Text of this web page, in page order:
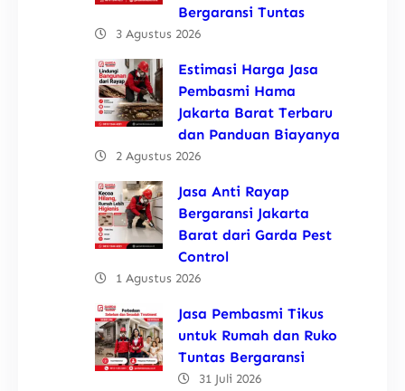
Bergaransi Tuntas
3 Agustus 2026
Estimasi Harga Jasa
Pembasmi Hama
Jakarta Barat Terbaru
dan Panduan Biayanya
2 Agustus 2026
Jasa Anti Rayap
Bergaransi Jakarta
Barat dari Garda Pest
Control
1 Agustus 2026
Jasa Pembasmi Tikus
untuk Rumah dan Ruko
Tuntas Bergaransi
31 Juli 2026